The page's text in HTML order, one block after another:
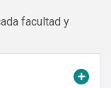
facultad y